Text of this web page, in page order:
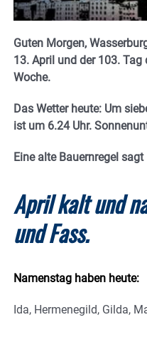
Guten Morgen,
13. April und der 103. Tag
Woche.
Das Wetter heute: Um
ist um 6.24 Uhr.
Eine alte Bauernregel
April kalt und
und Fass.
Namenstag haben heute:
Ida, Hermenegild, Gilda,